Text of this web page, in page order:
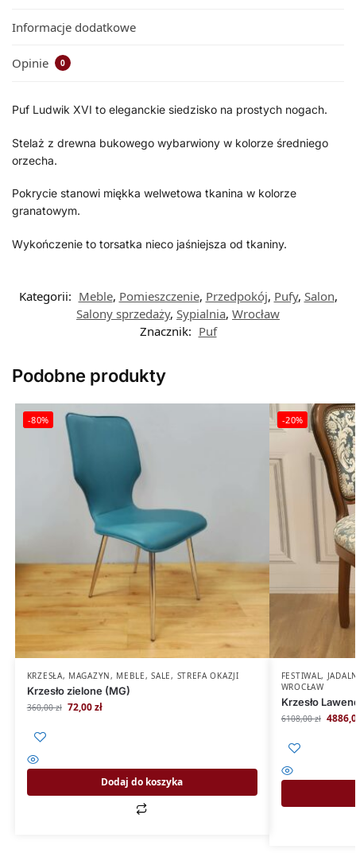
Informacje dodatkowe
Opinie 0
Puf Ludwik XVI to eleganckie siedzisko na prostych nogach.
Stelaż z drewna bukowego wybarwiony w kolorze średniego
orzecha.
Pokrycie stanowi miękka welwetowa tkanina w kolorze
granatowym.
Wykończenie to torsatka nieco jaśniejsza od tkaniny.
Kategorii: Meble, Pomieszczenie, Przedpokój, Pufy, Salon,
Salony sprzedaży, Sypialnia, Wrocław
Znacznik: Puf
Podobne produkty
-80%
KRZESŁA, MAGAZYN, MEBLE,SALE, STREFA OKAZJI
Krzesło zielone (MG)
360,00zł 72,00zł
Dodaj do koszyka
-20%
FESTIWAL,
WROCŁAW
Krzesło
6108,00zł